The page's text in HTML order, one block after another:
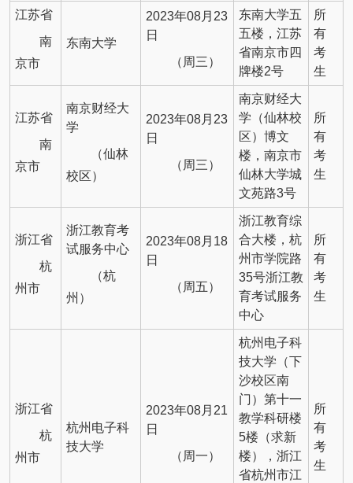
江苏省
南
京市
东南大学
2023年08月23
日
（周三）
东南大学五
五楼，江苏
省南京市四
牌楼2号
所
有
考
生
江苏省
南
京市
南京财经大
学
（仙林
校区）
2023年08月23
日
（周三）
南京财经大
学（仙林校
区）博文
楼，南京市
仙林大学城
文苑路3号
所
有
考
生
浙江省
杭
州市
浙江教育考
试服务中心
（杭
州）
2023年08月18
日
（周五）
浙江教育综
合大楼，杭
州市学院路
35号浙江教
育考试服务
中心
所
有
考
生
浙江省
杭
州市
杭州电子科
技大学
2023年08月21
日
（周一）
杭州电子科
技大学（下
沙校区南
门）第十一
教学科研楼
5楼（求新
楼），浙江
省杭州市江
所
有
考
生